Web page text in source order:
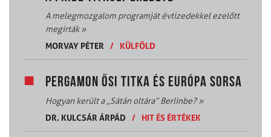
A melegmozgalom programját évtizedekkel ezelőtt
megírták»
MORVAY PÉTER
/ KÜLFÖLD
PERGAMON ŐSI TITKA ÉS EURÓPA SORSA
Hogyan került a „Sátán oltára” Berlinbe?»
DR. KULCSÁR ÁRPÁD
/ HIT ÉS ÉRTÉKEK